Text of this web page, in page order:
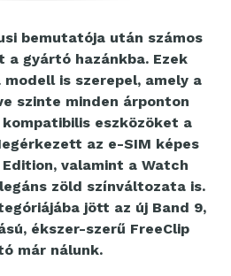
bemutatója után számos
a gyártó hazánkba. Ezek
is szerepel, amely a
szinte minden árponton
eszközöket a
az e-SIM képes
Edition, valamint a Watch
zöld színváltozata is.
jött az új Band 9,
ékszer-szerű FreeClip
már nálunk.